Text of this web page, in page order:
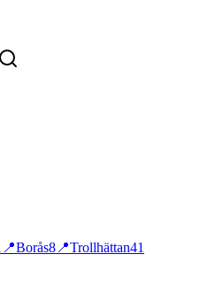
📍Borås8 📍Trollhättan41